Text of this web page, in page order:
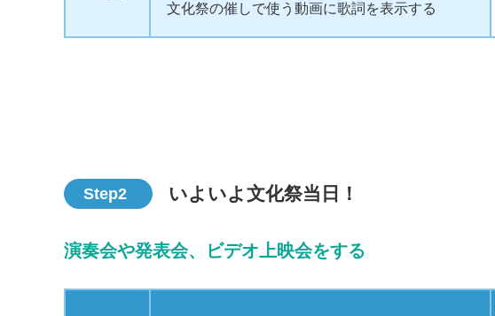
文化祭の催しで使う動画に歌詞を表示する
Step2 いよいよ文化祭当日！
演奏会や発表会、ビデオ上映会をする